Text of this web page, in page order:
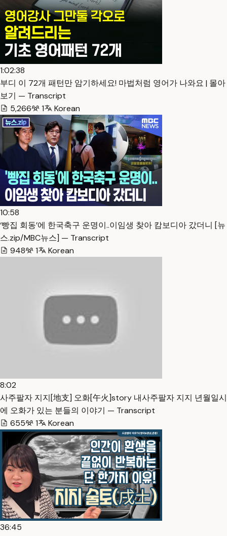
1:02:38
부디 이 72개 패턴만 암기하세요! 마법처럼 영어가 나와요 | 몰아
보기 — Transcript
5,266
1 Korean
10:58
‘빵집 회동’에 한국축구 운명이..이임생 찾아 캄보디아 갔더니 [뉴
스.zip/MBC뉴스] — Transcript
948
1 Korean
8:02
사주팔자 지지[地支] 오화[午火]story 내사주팔자 지지 년월일시
에 오화가 있는 분들의 이야기 — Transcript
655
1 Korean
36:45